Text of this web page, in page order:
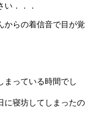
．．．
からの着信音で目が覚
まっている時間でし
に寝坊してしまったの